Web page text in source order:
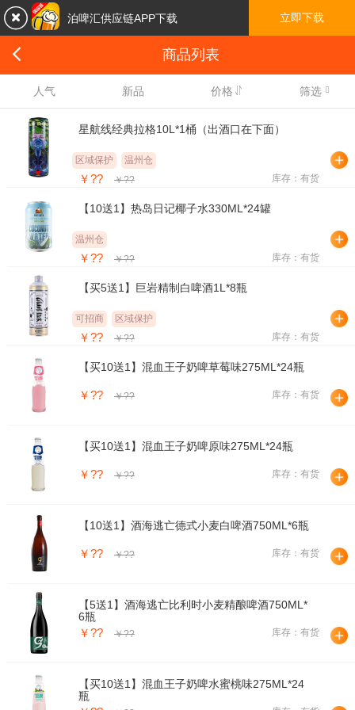
 商品列表
人气 新品 价格 筛选
星航线经典拉格10L*1桶（出酒口在下面）
区域保护 温州仓
￥?? ￥?? 库存：有货
【10送1】热岛日记椰子水330ML*24罐
温州仓
￥?? ￥?? 库存：有货
【买5送1】巨岩精制白啤酒1L*8瓶
可招商 区域保护
￥?? ￥?? 库存：有货
【买10送1】混血王子奶啤草莓味275ML*24瓶
￥?? ￥?? 库存：有货
【买10送1】混血王子奶啤原味275ML*24瓶
￥?? ￥?? 库存：有货
【10送1】酒海逃亡德式小麦白啤酒750ML*6瓶
￥?? ￥?? 库存：有货
【5送1】酒海逃亡比利时小麦精酿啤酒750ML*
6瓶
￥?? ￥?? 库存：有货
【买10送1】混血王子奶啤水蜜桃味275ML*24
瓶
 泊啤汇供应链APP下载 立即下载